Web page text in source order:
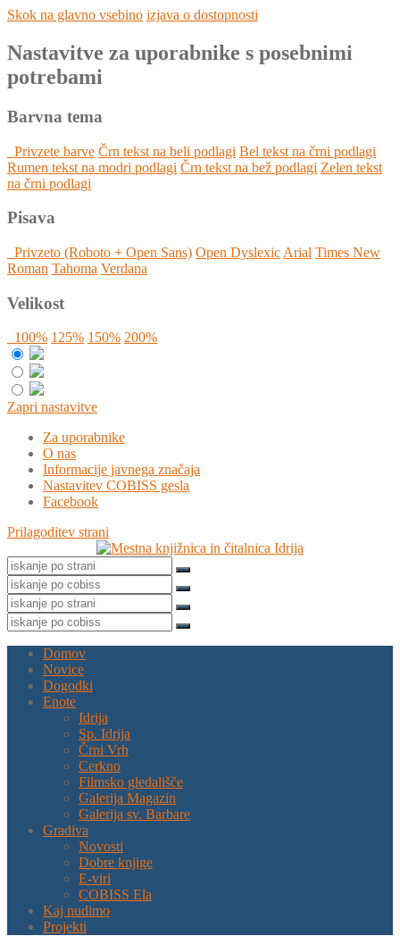
Skok na glavno vsebino izjava o dostopnosti
Nastavitve za uporabnike s posebnimi
potrebami
Barvna tema
Privzete barve Črn tekst na beli podlagi Bel tekst na črni podlagi
Rumen tekst na modri podlagi Črn tekst na bež podlagi Zelen tekst
na črni podlagi
Pisava
Privzeto (Roboto + Open Sans) Open Dyslexic Arial Times New
Roman Tahoma Verdana
Velikost
100% 125% 150% 200%
Zapri nastavitve
Za uporabnike
O nas
Informacije javnega značaja
Nastavitev COBISS gesla
Facebook
Prilagoditev strani
Domov
Novice
Dogodki
Enote
Idrija
Sp. Idrija
Črni Vrh
Cerkno
Filmsko gledališče
Galerija Magazin
Galerija sv. Barbare
Gradiva
Novosti
Dobre knjige
E-viri
COBISS Ela
Kaj nudimo
Projekti